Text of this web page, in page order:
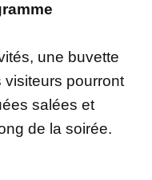
une buvette
pourront
salées et
de la soirée.